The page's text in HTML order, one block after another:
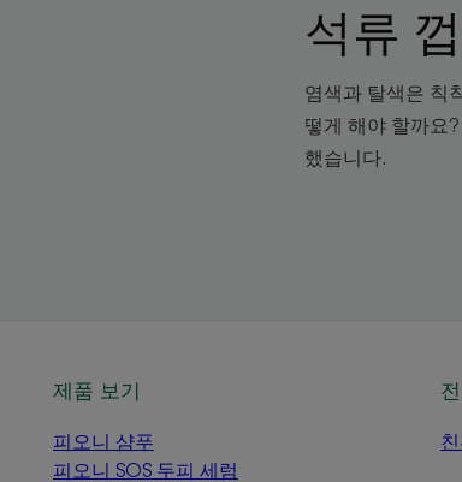
석류
염색과 탈색은 칙
떻게 해야 할까요
했습니다.
제품 보기
피오니 샴푸
피오니 SOS 두피 세럼